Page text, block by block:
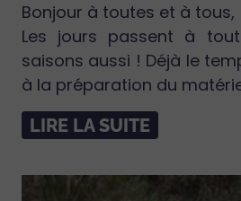
Bonjour à toutes et à tous,
Les jours passent à
saisons aussi ! Déjà le
à la préparation du
LIRE LA SUITE